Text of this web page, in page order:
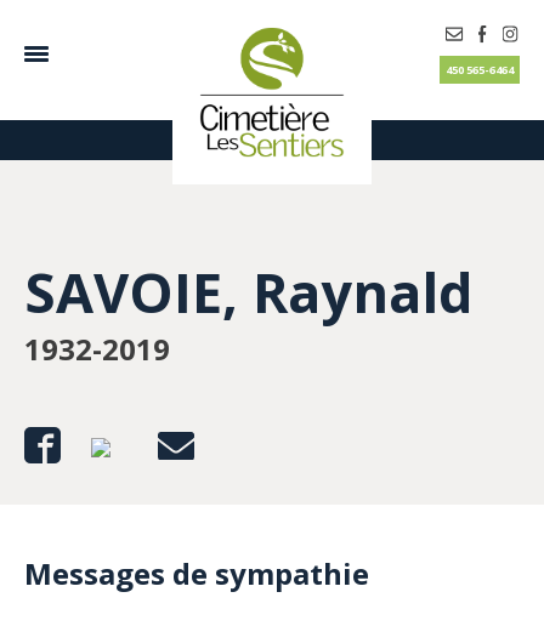
450 565-6464
SAVOIE, Raynald
1932-2019
Messages de sympathie